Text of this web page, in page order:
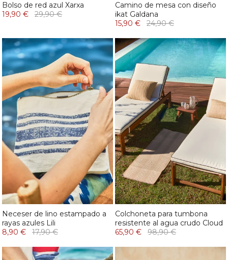
Bolso de red azul Xarxa
19,90 €
29,90 €
Camino de mesa con diseño
ikat Galdana
15,90 €
24,90 €
Neceser de lino estampado a
rayas azules Lili
8,90 €
17,90 €
Colchoneta para tumbona
resistente al agua crudo Cloud
65,90 €
98,90 €